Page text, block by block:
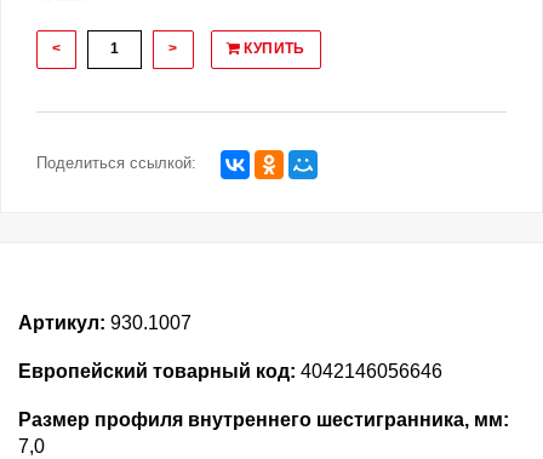
< > КУПИТЬ
Поделиться ссылкой:
Артикул: 930.1007
Европейский товарный код: 4042146056646
Размер профиля внутреннего шестигранника, мм:
7,0